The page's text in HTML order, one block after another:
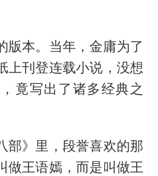
版本。当年，金庸为了
上刊登连载小说，没想
竟写出了诸多经典之
部》里，段誉喜欢的那
做王语嫣，而是叫做王